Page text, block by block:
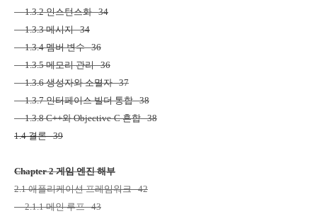
1.3.2인스턴스화34
1.3.3메시지34
1.3.4멤버 변수36
1.3.5메모리 관리36
1.3.6생성자와 소멸자37
1.3.7인터페이스 빌더 통합38
1.3.8 C++와Objective-C혼합38
1.4결론39
Chapter 2게임 엔진 해부
2.1애플리케이션 프레임워크42
2.1.1메인 루프43